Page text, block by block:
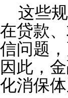
这些
在贷款
信问题
因此，
化消保